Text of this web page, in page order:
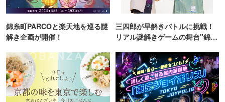
錦糸町PARCOと楽天地を巡る謎
解き企画が開催！
三四郎が早解きバトルに挑戦！
リアル謎解きゲームの舞台"錦糸